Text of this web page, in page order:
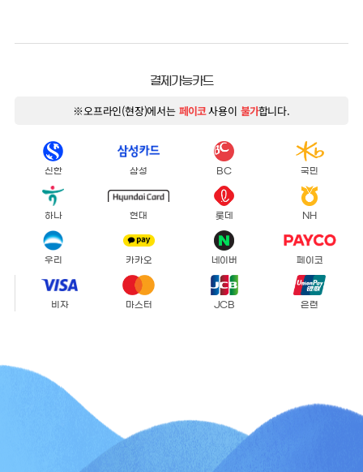
결제가능카드
※오프라인(현장)에서는 페이코사용이 불가합니다.
신한 삼성 BC 국민
하나 현대 롯데 NH
우리 카카오 네이버 페이코
비자 마스터 JCB 은련